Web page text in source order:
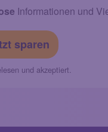
Informationen und
sparen
und akzeptiert.